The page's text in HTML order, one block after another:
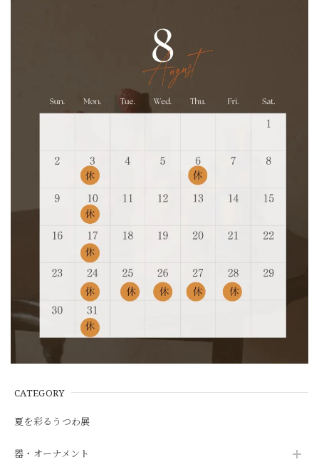
CATEGORY
夏を彩るうつわ展
器・オーナメント